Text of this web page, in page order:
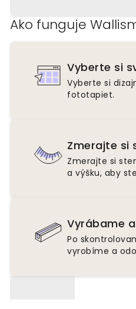
Ako funguje
Vyberte si
Vyberte si
fototapiet.
Zmerajte si
Zmerajte si
a výšku, aby
Vyrábame
Po
vyrobíme a